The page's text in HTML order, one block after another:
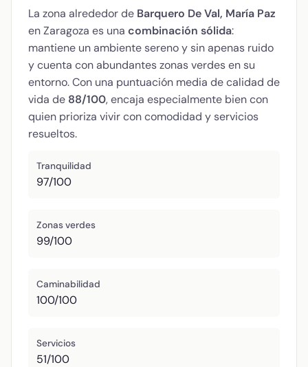
La zona alrededor de Barquero De Val, María Paz
en Zaragoza es una combinación sólida:
mantiene un ambiente sereno y sin apenas ruido
y cuenta con abundantes zonas verdes en su
entorno. Con una puntuación media de calidad de
vida de 88/100, encaja especialmente bien con
quien prioriza vivir con comodidad y servicios
resueltos.
Tranquilidad
97/100
Zonas verdes
99/100
Caminabilidad
100/100
Servicios
51/100